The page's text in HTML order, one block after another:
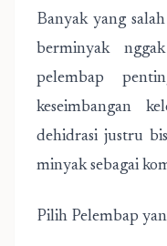
Banyak yang
berminyak
pelembap
keseimbangan
dehidrasi justru
minyak sebagai
Pilih Pelembap